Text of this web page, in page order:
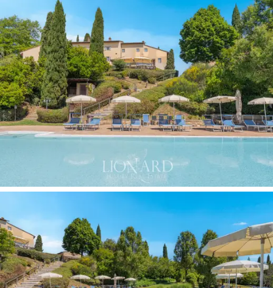
整個莊園周圍環繞著
約3公頃的綠地和花園，點綴
著綠樹和涼亭，沉浸在托斯卡納的鄉村風景中。
寬敞的赤陶日光浴室掩映在綠意之中，內設120平
方米的泳池，位於私密的全景位置：從這裡，視
野開闊，可以欣賞到周圍的葡萄園和地平線上聖
吉米尼亞諾塔樓的輪廓。附屬建築還設有專屬的
鋪砌庭院，非常適合戶外休閒或在星空下享用私
人晚餐。
這棟待售的中世紀別墅經過完美翻修，坐落於托
斯卡納最令人心曠神怡的環境中，對於那些希望
投資現有住宅或將其改造成尊貴私人莊園的人來
說，這是一個絕佳的機會。其優越的地理位置、
毗鄰歷史中心的便利性、原汁原味的建材 以及無
與倫比的景緻，使其成為聖吉米尼亞諾中心地帶
的一顆璀璨寶石。